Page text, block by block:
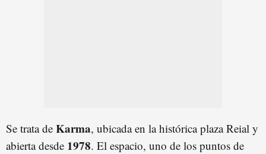
Se trata de Karma, ubicada en la histórica plaza Reial y
abierta desde 1978. El espacio, uno de los puntos de